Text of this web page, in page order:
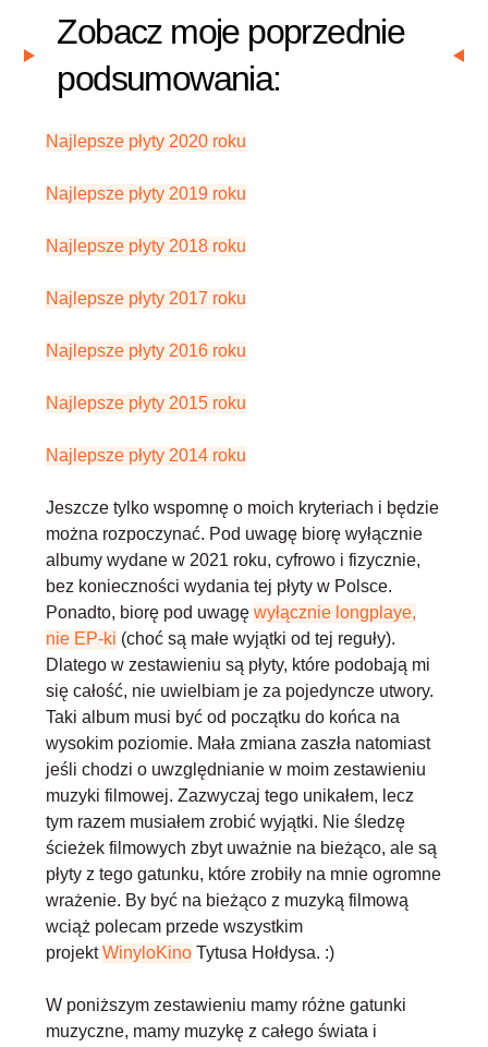
Zobacz moje poprzednie
podsumowania:
Najlepsze płyty 2020 roku
Najlepsze płyty 2019 roku
Najlepsze płyty 2018 roku
Najlepsze płyty 2017 roku
Najlepsze płyty 2016 roku
Najlepsze płyty 2015 roku
Najlepsze płyty 2014 roku
Jeszcze tylko wspomnę o moich kryteriach i będzie
można rozpoczynać. Pod uwagę biorę wyłącznie
albumy wydane w 2021 roku, cyfrowo i fizycznie,
bez konieczności wydania tej płyty w Polsce.
Ponadto, biorę pod uwagęwyłącznie longplaye,
nie EP-ki (choć są małe wyjątki od tej reguły).
Dlatego w zestawieniu są płyty, które podobają mi
się całość, nie uwielbiam je za pojedyncze utwory.
Taki album musi być od początku do końca na
wysokim poziomie. Mała zmiana zaszła natomiast
jeśli chodzi o uwzględnianie w moim zestawieniu
muzyki filmowej. Zazwyczaj tego unikałem, lecz
tym razem musiałem zrobić wyjątki. Nie śledzę
ścieżek filmowych zbyt uważnie na bieżąco, ale są
płyty z tego gatunku, które zrobiły na mnie ogromne
wrażenie. By być na bieżąco z muzyką filmową
wciąż polecam przede wszystkim
projektWinyloKino Tytusa Hołdysa. :)
W poniższym zestawieniu mamy różne gatunki
muzyczne, mamy muzykę z całego świata i